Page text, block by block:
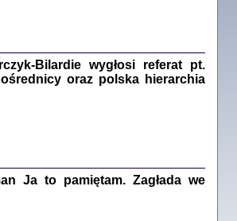
Warszawa 2022
Bańkowska
Bilardie wygłosi referat pt.
oraz polska hierarchia
Ja to pamiętam. Zagłada we